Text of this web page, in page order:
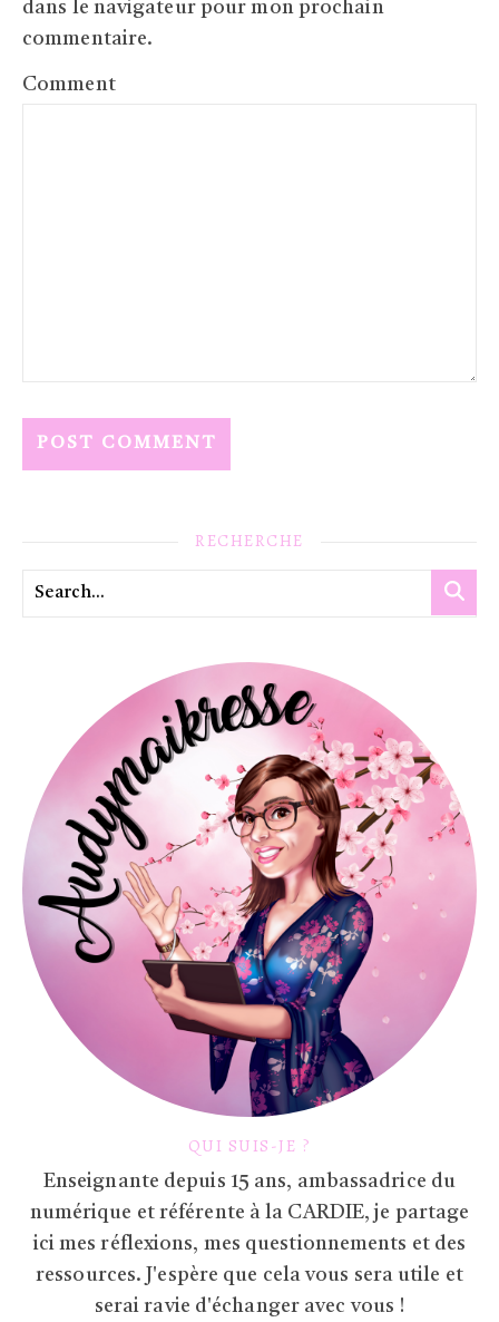
dans le navigateur pour mon prochain
commentaire.
Comment
RECHERCHE
QUI SUIS-JE ?
Enseignante depuis 15 ans, ambassadrice du
numérique et référente à la CARDIE, je partage
ici mes réflexions, mes questionnements et des
ressources. J'espère que cela vous sera utile et
serai ravie d'échanger avec vous !